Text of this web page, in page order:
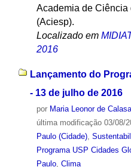
Academia de
(Aciesp).
Localizado em
2016
Lançamento do
- 13 de julho de 2016
por Maria Leonor de
última modificação03/08/
Paulo (Cidade),
Programa USP Cidades
Paulo, Clima